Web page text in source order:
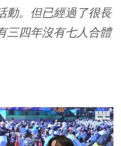
動。但已經過了很長
四年沒有七人合體